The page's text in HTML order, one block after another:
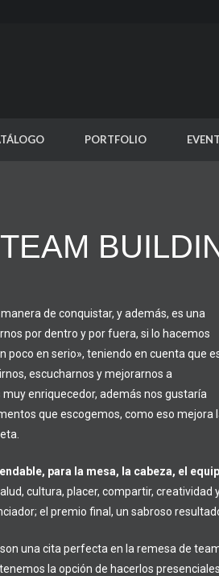
PORTFOLIO
TEAM
de conquistar, y además, es una
por dentro y por fuera, si lo hacemos
poco en serio», teniendo en cuenta que
escucharnos y mejorarnos a
enriquecedor, además nos gustaría
que escogemos, como eso mejora
para la mesa, la cabeza, el
cultura, placer, compartir, creatividad
el premio final, un sabroso
una cita perfecta en la remesa de
la opción de hacerlos